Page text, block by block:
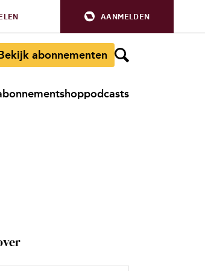
AANMELDEN
abonnementen
shoppodcasts